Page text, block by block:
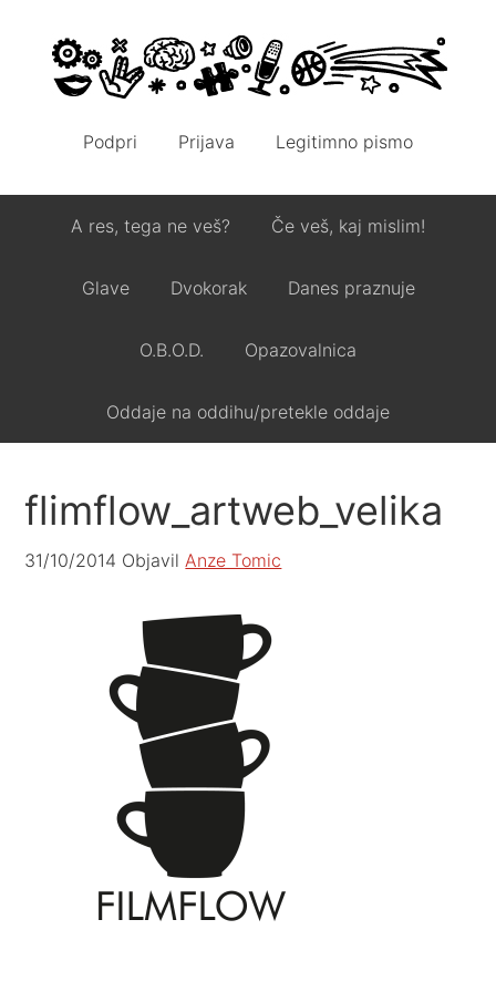
Podpri Prijava Legitimno pismo
A res, tega ne veš? Če veš, kaj mislim!
Glave Dvokorak Danes praznuje
O.B.O.D. Opazovalnica
Oddaje na oddihu/pretekle oddaje
flimflow_artweb_velika
31/10/2014 ObjavilAnze Tomic